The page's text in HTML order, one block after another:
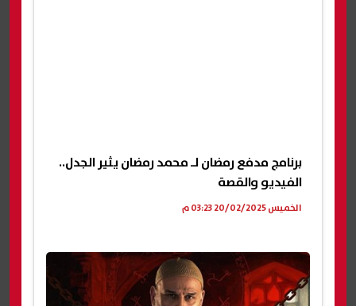
برنامج مدفع رمضان لـ محمد رمضان يثير الجدل..
الفيديو والقصة
الخميس 20/02/2025 03:23 م